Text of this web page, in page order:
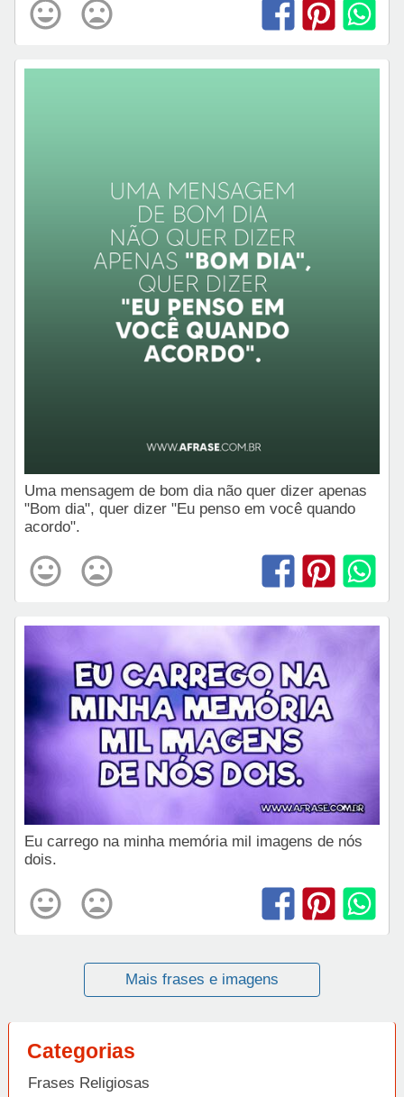
Uma mensagem de bom dia não quer dizer apenas
"Bom dia", quer dizer "Eu penso em você quando
acordo".
Eu carrego na minha memória mil imagens de nós
dois.
Mais frases e imagens
Categorias
Frases Religiosas